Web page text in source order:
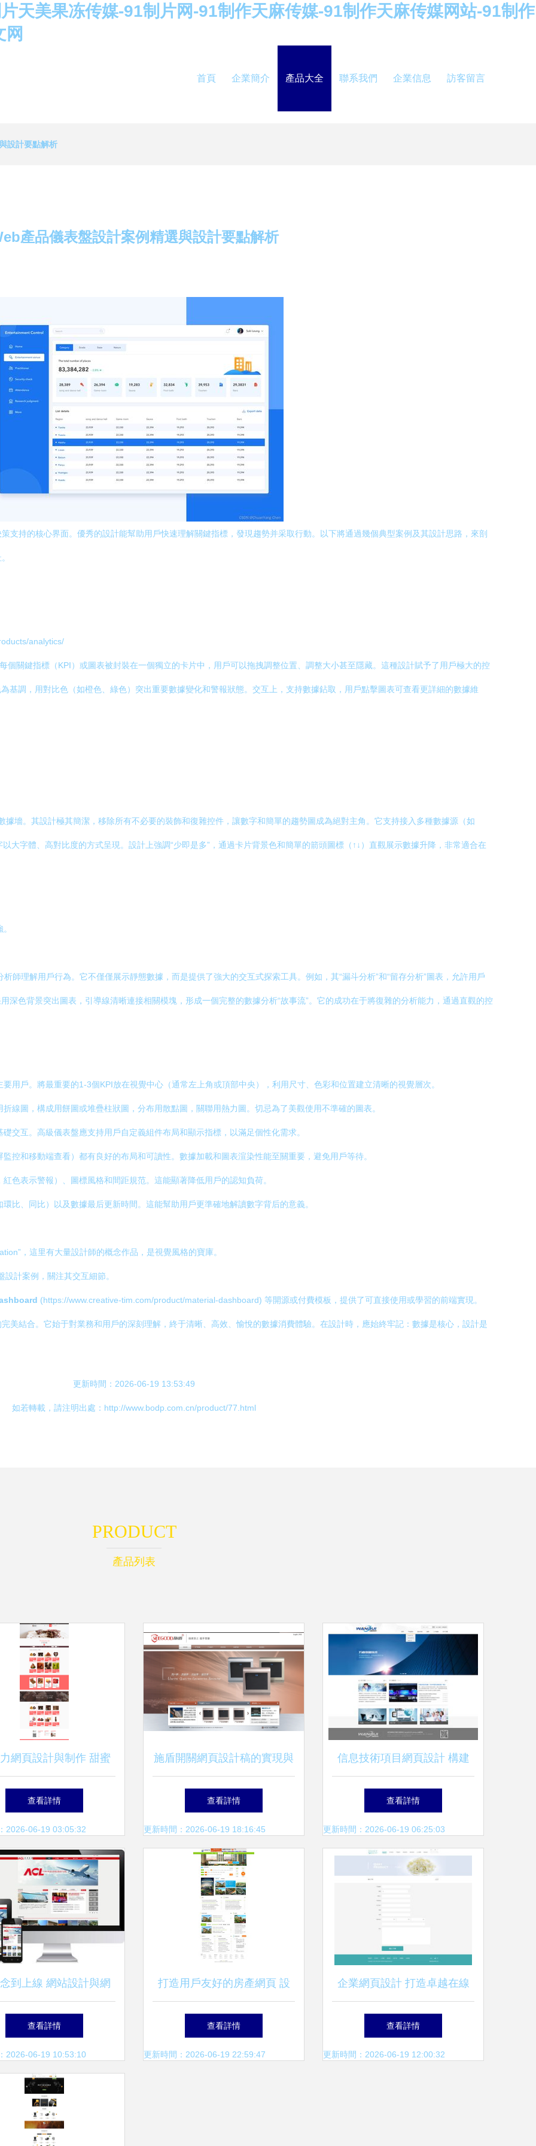
天美果冻传媒-91制片网-91制作天麻传媒-91制作天麻传媒网站-91制作
网
首頁 企業簡介 產品大全 聯系我們 企業信息 訪客留言
設計要點解析
產品儀表盤設計案例精選與設計要點解析
支持的核心界面。優秀的設計能幫助用戶快速理解關鍵指標，發現趨勢并采取行動。以下將通過幾個典型案例及其設計思路，來剖
analytics/
個關鍵指標（KPI）或圖表被封裝在一個獨立的卡片中，用戶可以拖拽調整位置、調整大小甚至隱藏。這種設計賦予了用戶極大的控
基調，用對比色（如橙色、綠色）突出重要數據變化和警報狀態。交互上，支持數據鉆取，用戶點擊圖表可查看更詳細的數據維
據墻。其設計極其簡潔，移除所有不必要的裝飾和復雜控件，讓數字和簡單的趨勢圖成為絕對主角。它支持接入多種數據源（如
大字體、高對比度的方式呈現。設計上強調“少即是多”，通過卡片背景色和簡單的箭頭圖標（↑↓）直觀展示數據升降，非常適合在
師理解用戶行為。它不僅僅展示靜態數據，而是提供了強大的交互式探索工具。例如，其“漏斗分析”和“留存分析”圖表，允許用戶
深色背景突出圖表，引導線清晰連接相關模塊，形成一個完整的數據分析“故事流”。它的成功在于將復雜的分析能力，通過直觀的控
用戶。將最重要的1-3個KPI放在視覺中心（通常左上角或頂部中央），利用尺寸、色彩和位置建立清晰的視覺層次。
線圖，構成用餅圖或堆疊柱狀圖，分布用散點圖，關聯用熱力圖。切忌為了美觀使用不準確的圖表。
交互。高級儀表盤應支持用戶自定義組件布局和顯示指標，以滿足個性化需求。
控和移動端查看）都有良好的布局和可讀性。數據加載和圖表渲染性能至關重要，避免用戶等待。
色表示警報）、圖標風格和間距規范。這能顯著降低用戶的認知負荷。
比、同比）以及數據最后更新時間。這能幫助用戶更準確地解讀數字背后的意義。
，這里有大量設計師的概念作品，是視覺風格的寶庫。
計案例，關注其交互細節。
(https://www.creative-tim.com/product/material-dashboard) 等開源或付費模板，提供了可直接使用或學習的前端實現。
美結合。它始于對業務和用戶的深刻理解，終于清晰、高效、愉悅的數據消費體驗。在設計時，應始終牢記：數據是核心，設計是
更新時間：2026-06-19 13:53:49
如若轉載，請注明出處：http://www.bodp.com.cn/product/77.html
PRODUCT
產品列表
網頁設計與制作 甜蜜
的視覺盛宴
查看詳情
2026-06-19 03:05:32
施盾開關網頁設計稿的實現與
制作
查看詳情
更新時間：2026-06-19 18:16:45
信息技術項目網頁設計 構建
高效、直觀與安全的用戶界面
查看詳情
更新時間：2026-06-19 06:25:03
到上線 網站設計與網
頁制作全流程解析
查看詳情
2026-06-19 10:53:10
打造用戶友好的房產網頁 設
計與制作要點解析
查看詳情
更新時間：2026-06-19 22:59:47
企業網頁設計 打造卓越在線
形象的關鍵要素與策略
查看詳情
更新時間：2026-06-19 12:00:32